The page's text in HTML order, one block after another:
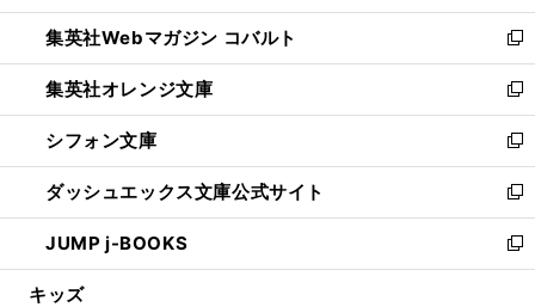
開
く
ウ
で
開
く
ン
ド
ウ
で
開
く
ウ
ィ
ン
ド
ウ
で
開
く
集英社Webマガジン コバルト
新
し
い
ウ
ィ
ン
ド
ウ
で
開
集英社オレンジ文庫
新
し
い
ウ
ィ
ン
ド
ウ
シフォン文庫
新
し
い
ウ
ィ
ン
ダッシュエックス文庫公式サイト
新
し
い
ウ
JUMP j-BOOKS
新
し
キッズ